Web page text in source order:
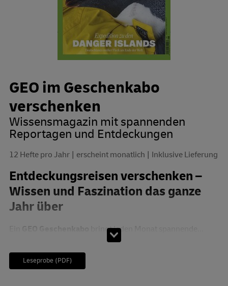
GEO im Geschenkabo
verschenken
Wissensmagazin mit spannenden
Reportagen und Entdeckungen
12 Hefte pro Jahr erscheint monatlich Inklusive Lieferung
Entdeckungsreisen verschenken –
Wissen und Faszination das ganze
Jahr über
bringt jeden Monat spannende...
Leseprobe (PDF)